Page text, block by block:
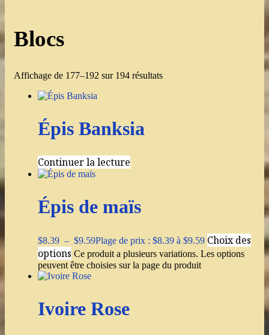
Blocs
Affichage de 177–192 sur 194 résultats
Épis Banksia
Continuer la lecture
Épis de maïs
$8.39 – $9.59Plage de prix : $8.39 à $9.59 Choix des
options Ce produit a plusieurs variations. Les options
peuvent être choisies sur la page du produit
Ivoire Rose